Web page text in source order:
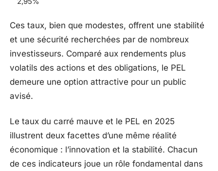
Ces taux, bien que modestes, offrent une stabilité
et une sécurité recherchées par de nombreux
investisseurs. Comparé aux rendements plus
volatils des actions et des obligations, le PEL
demeure une option attractive pour un public
avisé.
Le taux du carré mauve et le PEL en 2025
illustrent deux facettes d’une même réalité
économique : l’innovation et la stabilité. Chacun
de ces indicateurs joue un rôle fondamental dans